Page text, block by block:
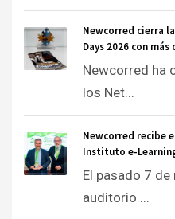
Newcorred cierra
Days 2026 con
Newcorred ha
los Net...
Newcorred recibe
Instituto e-
El pasado 7
auditorio ...